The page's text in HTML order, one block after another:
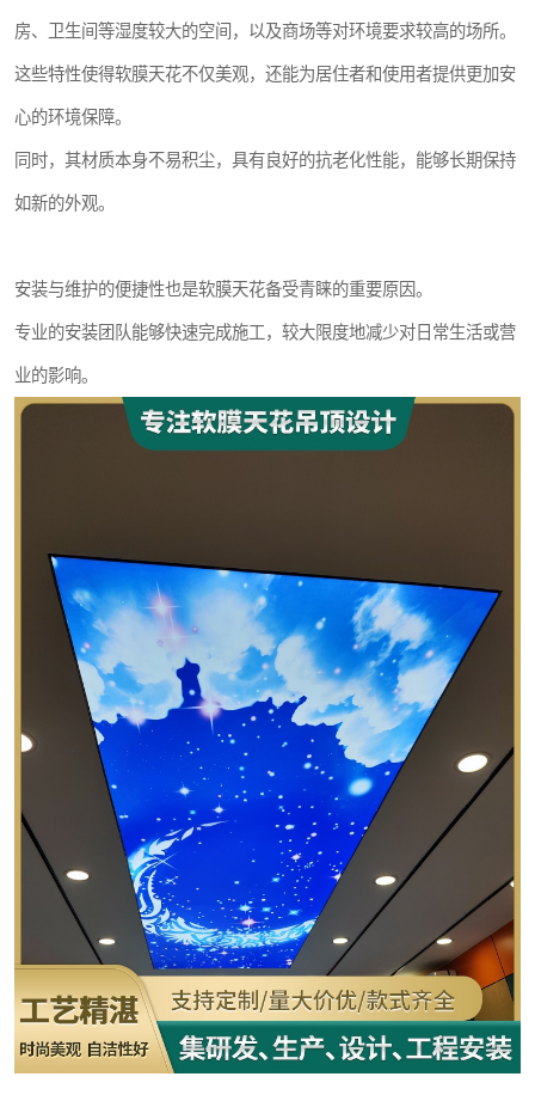
房、卫生间等湿度较大的空间，以及商场等对环境要求较高的场所。
这些特性使得软膜天花不仅美观，还能为居住者和使用者提供更加安
心的环境保障。
同时，其材质本身不易积尘，具有良好的抗老化性能，能够长期保持
如新的外观。
安装与维护的便捷性也是软膜天花备受青睐的重要原因。
专业的安装团队能够快速完成施工，较大限度地减少对日常生活或营
业的影响。